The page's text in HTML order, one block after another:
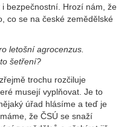
bezpečnostní. Hrozí nám, že
co se na české zemědělské
letošní agrocenzus.
šetření?
trochu rozčiluje
musejí vyplňovat. Je to
úřad hlásíme a teď je
že ČSÚ se snaží